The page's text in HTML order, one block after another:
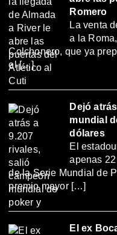
Romero
La venta
a la
Colchonero, que ya
el […]
Dejó
mundial
dólares
El
apenas
de la Serie Mundial de
premio mayor […]
El ex